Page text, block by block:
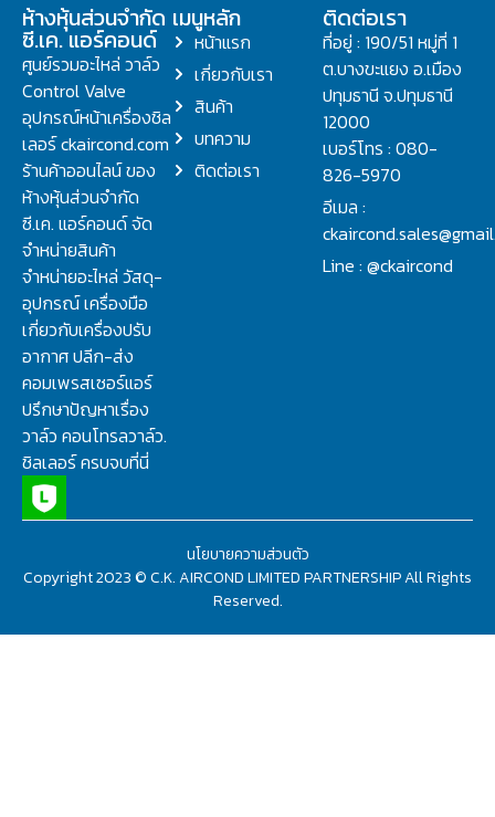
ห้างหุ้นส่วนจำกัด
ซี.เค. แอร์คอนด์
ศูนย์รวมอะไหล่ วาล์ว
Control Valve
อุปกรณ์หน้าเครื่องชิล
เลอร์ ckaircond.com
ร้านค้าออนไลน์ ของ
ห้างหุ้นส่วนจำกัด
ซี.เค. แอร์คอนด์ จัด
จำหน่ายสินค้า
จำหน่ายอะไหล่ วัสดุ-
อุปกรณ์ เครื่องมือ
เกี่ยวกับเครื่องปรับ
อากาศ ปลีก-ส่ง
คอมเพรสเซอร์แอร์
ปรึกษาปัญหาเรื่อง
วาล์ว คอนโทรลวาล์ว.
ชิลเลอร์ ครบจบที่นี่
เมนูหลัก
หน้าแรก
เกี่ยวกับเรา
สินค้า
บทความ
ติดต่อเรา
ติดต่อเรา
ที่อยู่ : 190/51 หมู่ที่ 1
ต.บางขะแยง อ.เมือง
ปทุมธานี จ.ปทุมธานี
12000
เบอร์โทร : 080-
826-5970
อีเมล :
Line : @ckaircond
Copyright 2023 © C.K. AIRCOND LIMITED PARTNERSHIP All Rights
Reserved.
นโยบายความส่วนตัว